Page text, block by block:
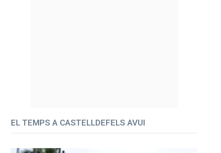
EL TEMPS A CASTELLDEFELS AVUI